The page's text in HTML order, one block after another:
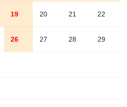
19 20 21 22
26 27 28 29